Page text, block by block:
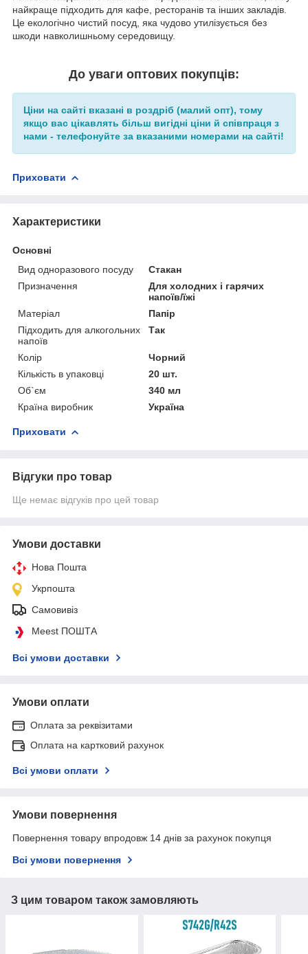
найкраще підходить для кафе, ресторанів та інших закладів.
Це екологічно чистий посуд, яка чудово утилізується без
шкоди навколишньому середовищу.
До уваги оптових покупців:
Ціни на сайті вказані в роздріб (малий опт), тому
якщо вас цікавлять більш вигідні ціни й співпраця з
нами - телефонуйте за вказаними номерами на сайті!
Приховати
Характеристики
Основні
Вид одноразового посуду
Стакан
Призначення
Для холодних і гарячих
напоїв/їжі
Матеріал
Папір
Підходить для алкогольних
напоїв
Так
Колір
Чорний
Кількість в упаковці
20 шт.
Об`єм
340 мл
Країна виробник
Україна
Приховати
Відгуки про товар
Ще немає відгуків про цей товар
Умови доставки
Нова Пошта
Укрпошта
Самовивіз
Meest ПОШТА
Всі умови доставки
Умови оплати
Оплата за реквізитами
Оплата на картковий рахунок
Всі умови оплати
Умови повернення
Повернення товару впродовж 14 днів за рахунок покупця
Всі умови повернення
З цим товаром також замовляють